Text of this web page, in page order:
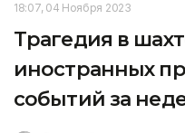
18:07, 04 Ноября 2023
Трагедия в
иностранных
событий за